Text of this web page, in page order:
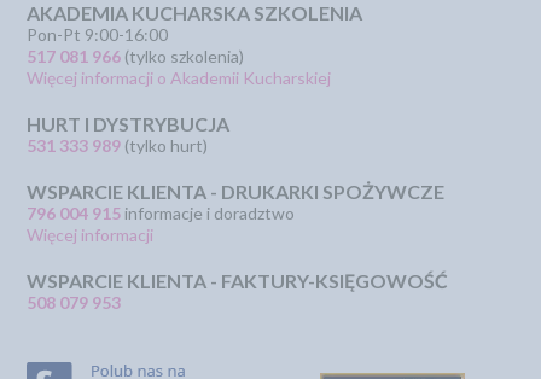
AKADEMIA KUCHARSKA SZKOLENIA
Pon-Pt 9:00-16:00
517 081 966 (tylko szkolenia)
Więcej informacji o Akademii Kucharskiej
HURT I DYSTRYBUCJA
531 333 989 (tylko hurt)
WSPARCIE KLIENTA - DRUKARKI SPOŻYWCZE
796 004 915 informacje i doradztwo
Więcej informacji
WSPARCIE KLIENTA - FAKTURY-KSIĘGOWOŚĆ
508 079 953